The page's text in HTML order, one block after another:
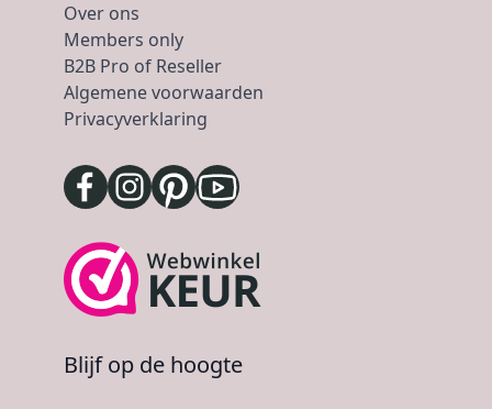
Over ons
Members only
B2B Pro of Reseller
Algemene voorwaarden
Privacyverklaring
Blijf op de hoogte